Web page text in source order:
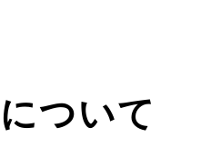
ついて